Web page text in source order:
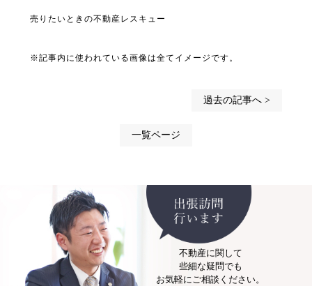
売りたいときの不動産レスキュー
※記事内に使われている画像は全てイメージです。
過去の記事へ >
一覧ページ
不動産に関して
些細な疑問でも
お気軽にご相談ください。